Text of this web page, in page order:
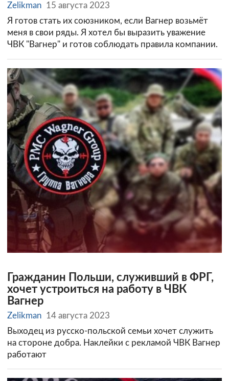
Zelikman 15 августа 2023
Я готов стать их союзником, если Вагнер возьмёт
меня в свои ряды. Я хотел бы выразить уважение
ЧВК "Вагнер" и готов соблюдать правила компании.
Гражданин Польши, служивший в ФРГ,
хочет устроиться на работу в ЧВК
Вагнер
Zelikman 14 августа 2023
Выходец из русско-польской семьи хочет служить
на стороне добра. Наклейки с рекламой ЧВК Вагнер
работают